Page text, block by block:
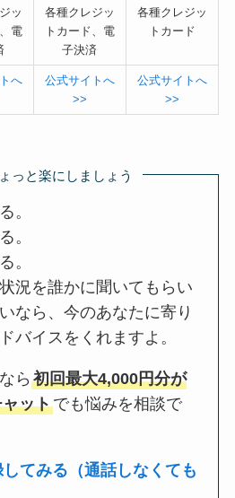
ッ
電
各種クレジッ
トカード、電
子決済
各種クレジッ
トカード
へ
公式サイトへ
>>
公式サイトへ
>>
っと楽にしましょう
。
。
。
況を誰かに聞いてもらい
なら、今のあなたに寄り
バイスをくれますよ。
なら初回最大4,000円分が
ットでも悩みを相談で
てみる（通話しなくても